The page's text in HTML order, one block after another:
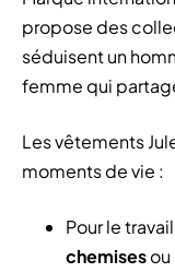
propose des
séduisent un
femme qui
Les vêtements
moments de vie :
Pour le
chemises